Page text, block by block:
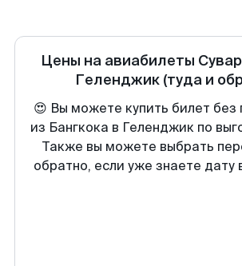
Цены на авиабилеты
Геленджик (туда и
😍 Вы можете купить билет без
из Бангкока в Геленджик по
Также вы можете выбрать
обратно, если уже знаете дату